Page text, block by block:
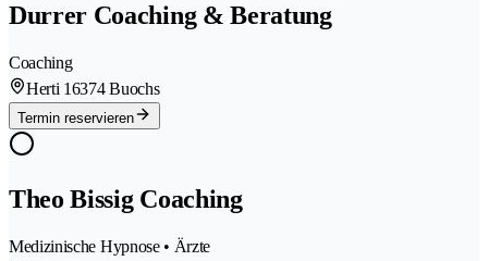
Durrer Coaching & Beratung
Coaching
Herti 16374 Buochs
Termin reservieren
Theo Bissig Coaching
Medizinische Hypnose • Ärzte